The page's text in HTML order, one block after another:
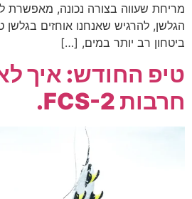
מריחת שעווה בצורה נכונה, מאפשרת
הגלשן, להרגיש שאנחנו אוחזים בגלשן
ביטחון רב יותר במים, […]
טיפ החודש: איך
חרבות FCS-2.